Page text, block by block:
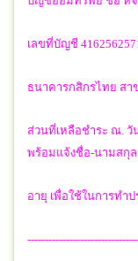
เลขที่บัญชี
ธนาคารกสิกรไทย สา
ส่วนที่เหลือชำระ ณ. วั
พร้อมแจ้งชื่อ-นามสกุล
อายุ เพื่อใช้ในการทำ